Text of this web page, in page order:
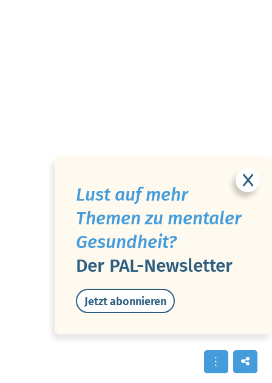
Lust auf mehr
Themen zu mentaler
Gesundheit?
Der PAL-Newsletter
Jetzt abonnieren